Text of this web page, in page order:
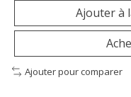
Ajouter à
Ajouter pour comparer